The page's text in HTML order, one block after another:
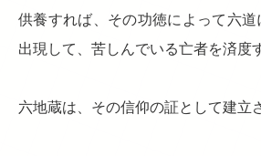
供養すれば、その功徳によって六
出現して、苦しんでいる亡者を済度
六地蔵は、その信仰の証として建立